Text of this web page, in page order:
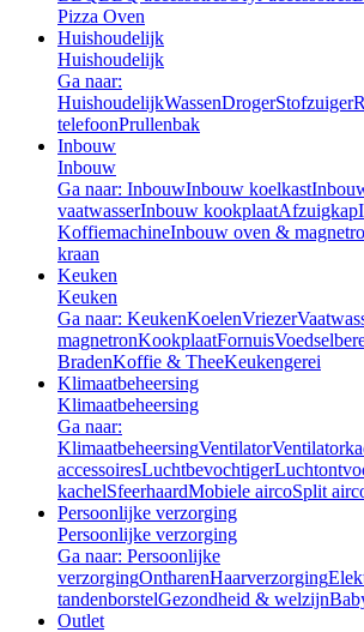
Pizza Oven
Huishoudelijk
Huishoudelijk
Ga naar:
HuishoudelijkWassenDrogerStofzuiger
telefoonPrullenbak
Inbouw
Inbouw
Ga naar: InbouwInbouw koelkast
vaatwasserInbouw kookplaatAfzuigkap
KoffiemachineInbouw oven &
kraan
Keuken
Keuken
Ga naar: KeukenKoelenVriezer
magnetronKookplaatFornuis
BradenKoffie & TheeKeukengerei
Klimaatbeheersing
Klimaatbeheersing
Ga naar:
KlimaatbeheersingVentilator
accessoiresLuchtbevochtiger
kachelSfeerhaardMobiele aircoSplit
Persoonlijke verzorging
Persoonlijke verzorging
Ga naar: Persoonlijke
verzorgingOntharenHaarverzorging
tandenborstelGezondheid & welzijn
Outlet